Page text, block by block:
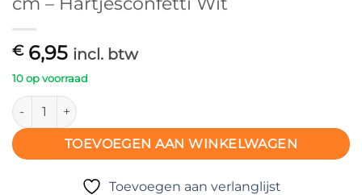
€6,95 incl. btw
10 op voorraad
MagicFX Handheld Confetti Shot 50 cm – Hartjesconfetti Wit
TOEVOEGEN AAN WINKELWAGEN
Toevoegen aan verlanglijst